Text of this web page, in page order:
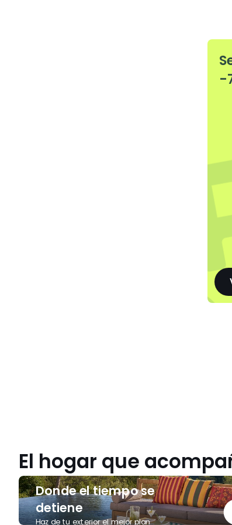
-
El hogar que
Donde el tiempo se
detiene
Haz de tu exterior el mejor plan
Donde
el
tiempo
se